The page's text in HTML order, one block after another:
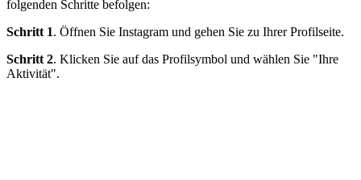
folgenden Schritte befolgen:
Schritt 1. Öffnen Sie Instagram und gehen Sie zu Ihrer Profilseite.
Schritt 2. Klicken Sie auf das Profilsymbol und wählen Sie "Ihre
Aktivität".